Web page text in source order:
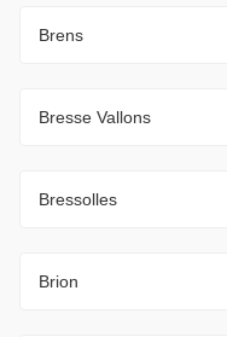
Brens
Bresse Vallons
Bressolles
Brion